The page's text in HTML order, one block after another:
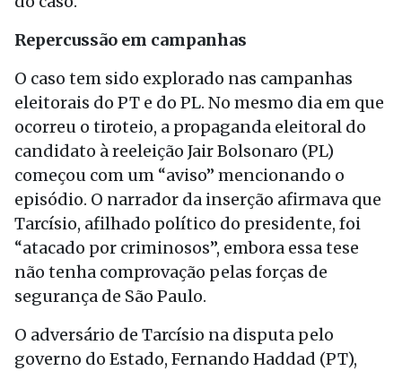
Repercussão em campanhas
O caso tem sido explorado nas campanhas
eleitorais do PT e do PL. No mesmo dia em que
ocorreu o tiroteio, a propaganda eleitoral do
candidato à reeleição Jair Bolsonaro (PL)
começou com um “aviso” mencionando o
episódio. O narrador da inserção afirmava que
Tarcísio, afilhado político do presidente, foi
“atacado por criminosos”, embora essa tese
não tenha comprovação pelas forças de
segurança de São Paulo.
O adversário de Tarcísio na disputa pelo
governo do Estado, Fernando Haddad (PT),